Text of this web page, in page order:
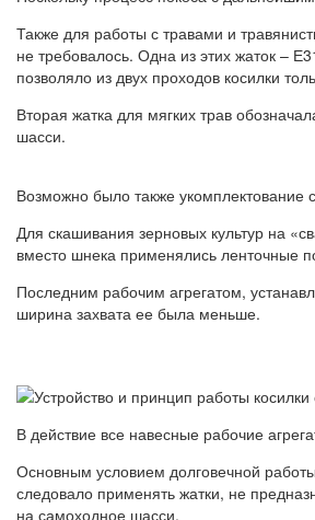
Также для работы с травами и
не требовалось. Одна из этих жаток –
позволяло из двух проходов косилки
Вторая жатка для мягких трав
шасси.
Возможно было также укомплектование
Для скашивания зерновых культур на
вместо шнека применялись ленточные
Последним рабочим агрегатом,
ширина захвата ее была меньше.
В действие все навесные рабочие
Основным условием долговечной
следовало применять жатки, не
на самоходное шасси.